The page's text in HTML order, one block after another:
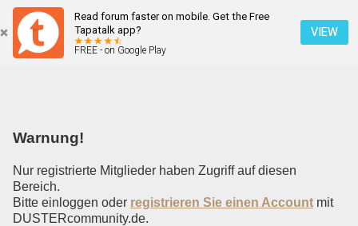
Read forum faster on mobile. Get the Free
Tapatalk app?
FREE - on Google Play
VIEW
Einloggen
Warnung!
Nur registrierte Mitglieder haben Zugriff auf diesen
Bereich.
Bitte einloggen oder registrieren Sie einen Account mit
DUSTERcommunity.de.